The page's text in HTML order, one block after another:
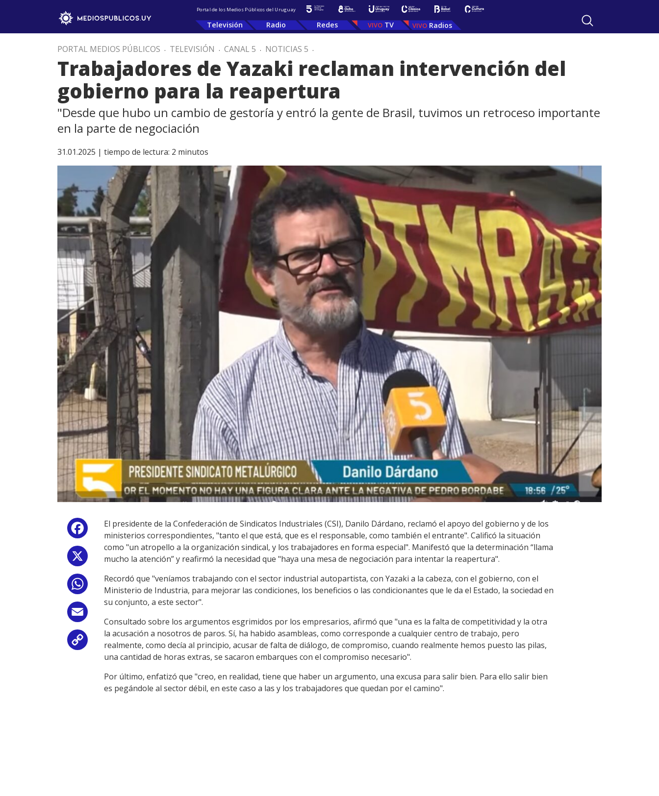
Portal de los Medios Públicos del Uruguay
Televisión Radio Redes TV Radios
PORTAL MEDIOS PÚBLICOS . TELEVISIÓN . CANAL 5 . NOTICIAS 5 .
Trabajadores de Yazaki reclaman intervención del
gobierno para la reapertura
"Desde que hubo un cambio de gestoría y entró la gente de Brasil, tuvimos un retroceso importante
en la parte de negociación
31.01.2025 | tiempo de lectura: 2 minutos
Facebook
WhatsApp
Copy
Link
El presidente de la Confederación de Sindicatos Industriales (CSI), Danilo Dárdano, reclamó el apoyo del gobierno y de los
ministerios correspondientes, "tanto el que está, que es el responsable, como también el entrante". Calificó la situación
como "un atropello a la organización sindical, y los trabajadores en forma especial". Manifestó que la determinación “llama
mucho la atención” y reafirmó la necesidad que "haya una mesa de negociación para intentar la reapertura".
Recordó que "veníamos trabajando con el sector industrial autopartista, con Yazaki a la cabeza, con el gobierno, con el
Ministerio de Industria, para mejorar las condiciones, los beneficios o las condicionantes que le da el Estado, la sociedad en
su conjunto, a este sector".
Consultado sobre los argumentos esgrimidos por los empresarios, afirmó que "una es la falta de competitividad y la otra
la acusación a nosotros de paros. Sí, ha habido asambleas, como corresponde a cualquier centro de trabajo, pero
realmente, como decía al principio, acusar de falta de diálogo, de compromiso, cuando realmente hemos puesto las pilas,
una cantidad de horas extras, se sacaron embarques con el compromiso necesario".
Por último, enfatizó que "creo, en realidad, tiene que haber un argumento, una excusa para salir bien. Para ello salir bien
es pegándole al sector débil, en este caso a las y los trabajadores que quedan por el camino".